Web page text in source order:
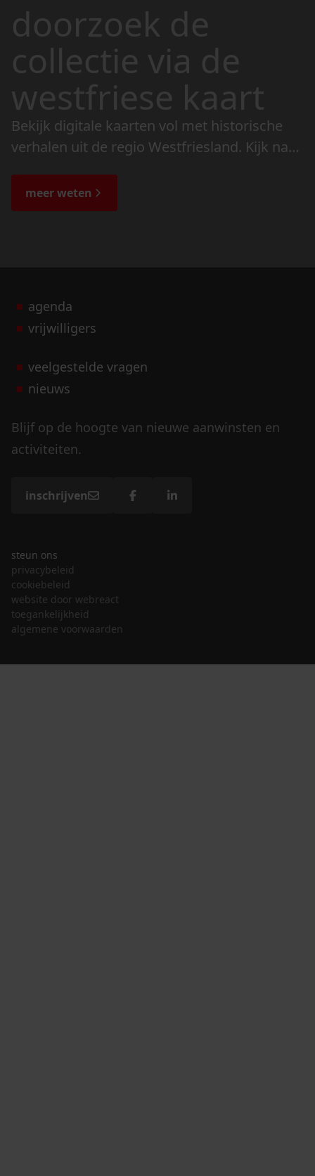
doorzoek de
collectie via de
westfriese kaart
Bekijk digitale kaarten vol met historische
verhalen uit de regio Westfriesland. Kijk naar
de bijzondere verhalen.
meer weten
agenda
vrijwilligers
veelgestelde vragen
nieuws
Blijf op de hoogte van nieuwe aanwinsten en
activiteiten.
inschrijven
steun ons
privacybeleid
cookiebeleid
website door webreact
toegankelijkheid
algemene voorwaarden